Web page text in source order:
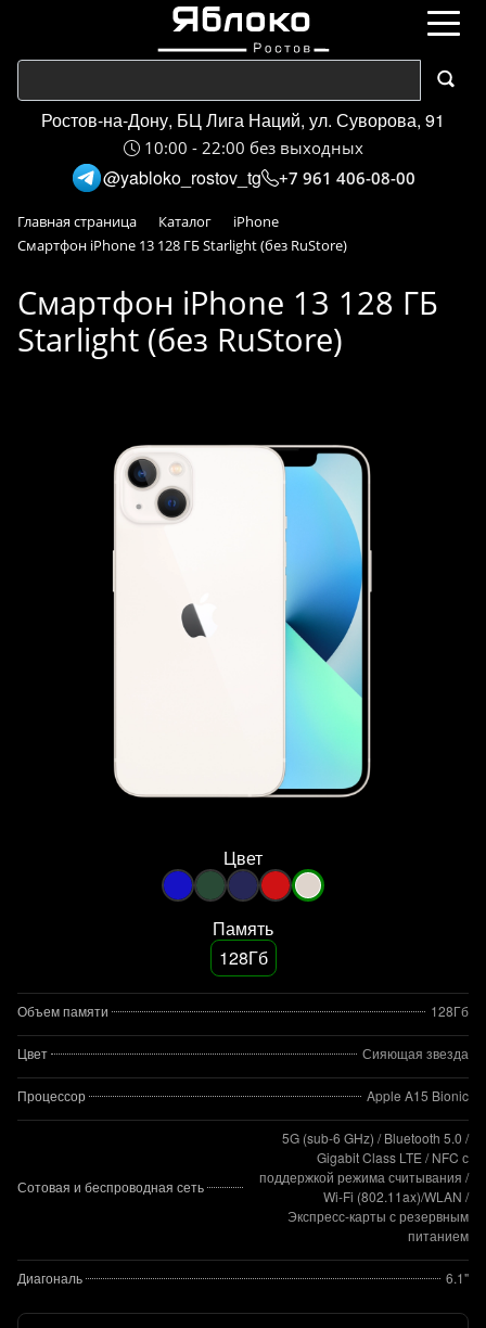
Ростов-на-Дону, БЦ Лига Наций, ул. Суворова, 91
10:00 - 22:00 без выходных
@yabloko_rostov_tg +7 961 406-08-00
Главная страница Каталог
iPhone
Смартфон iPhone 13 128 ГБ Starlight (без RuStore)
Смартфон iPhone 13 128 ГБ
Starlight (без RuStore)
Цвет
Память
128Гб
Объем памяти 128Гб
Цвет Сияющая звезда
Процессор Apple A15 Bionic
Сотовая и беспроводная сеть
5G (sub‑6 GHz) / Bluetooth 5.0 /
Gigabit Class LTE / NFC с
поддержкой режима считывания /
Wi-Fi (802.11​ax)/WLAN /
Экспресс‑карты с резервным
питанием
Диагональ 6.1"